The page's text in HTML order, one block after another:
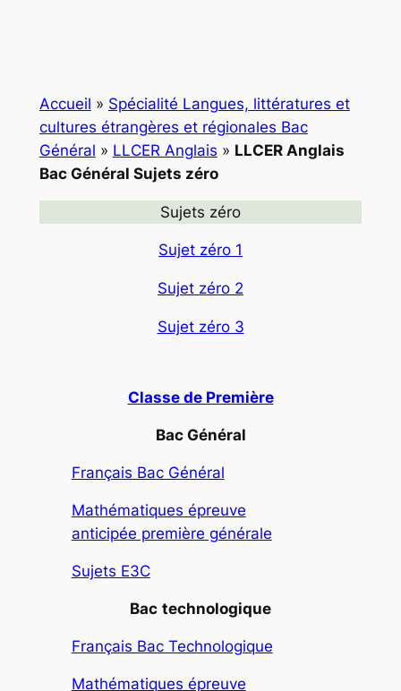
Accueil » Spécialité Langues, littératures et
cultures étrangères et régionales Bac
Général » LLCER Anglais » LLCER Anglais
Bac Général Sujets zéro
Sujets zéro
Sujet zéro 1
Sujet zéro 2
Sujet zéro 3
Classe de Première
Bac Général
Français Bac Général
Mathématiques épreuve
anticipée première générale
Sujets E3C
Bac technologique
Français Bac Technologique
Mathématiques épreuve